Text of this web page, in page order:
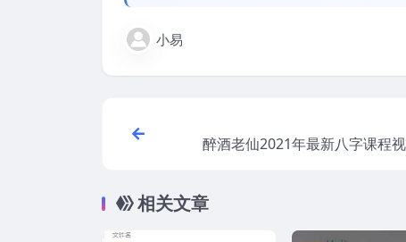
小易
醉酒老仙2021年最新八字课程
相关文章